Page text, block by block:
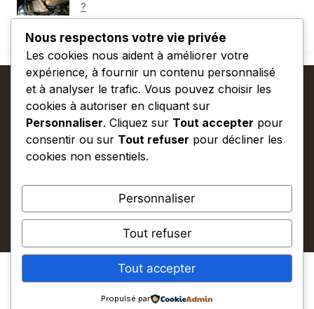
?
63 views
Explorer
© 2026 Plein Phare• Construit avec
Nous respectons votre vie privée
Les cookies nous aident à améliorer votre
expérience, à fournir un contenu personnalisé
et à analyser le trafic. Vous pouvez choisir les
cookies à autoriser en cliquant sur
Personnaliser. Cliquez sur Tout accepter pour
consentir ou sur Tout refuser pour décliner les
cookies non essentiels.
Personnaliser
Tout refuser
Tout accepter
Propulsé par